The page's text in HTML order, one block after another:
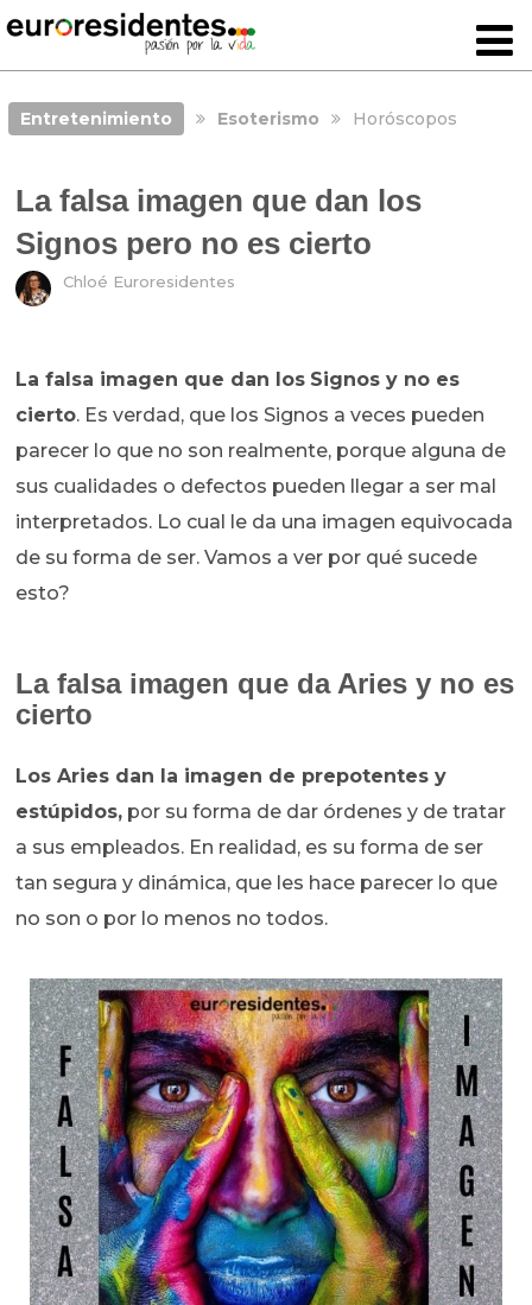
Entretenimiento Esoterismo Horóscopos
La falsa imagen que dan los
Signos pero no es cierto
Chloé Euroresidentes
La falsa imagen que dan los Signos y no es
cierto. Es verdad, que los Signos a veces pueden
parecer lo que no son realmente, porque alguna de
sus cualidades o defectos pueden llegar a ser mal
interpretados. Lo cual le da una imagen equivocada
de su forma de ser. Vamos a ver por qué sucede
esto?
La falsa imagen que da Aries y no es
cierto
Los Aries dan la imagen de prepotentes y
estúpidos, por su forma de dar órdenes y de tratar
a sus empleados. En realidad, es su forma de ser
tan segura y dinámica, que les hace parecer lo que
no son o por lo menos no todos.